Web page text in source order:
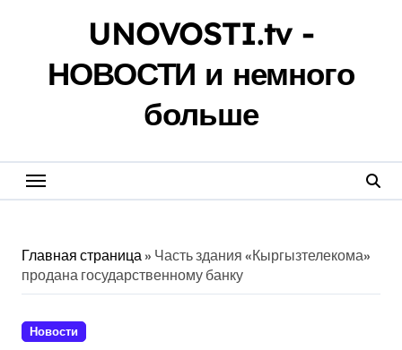
UNOVOSTI.tv -
НОВОСТИ и немного
больше
Главная страница» Часть здания «Кыргызтелекома»
продана государственному банку
Новости